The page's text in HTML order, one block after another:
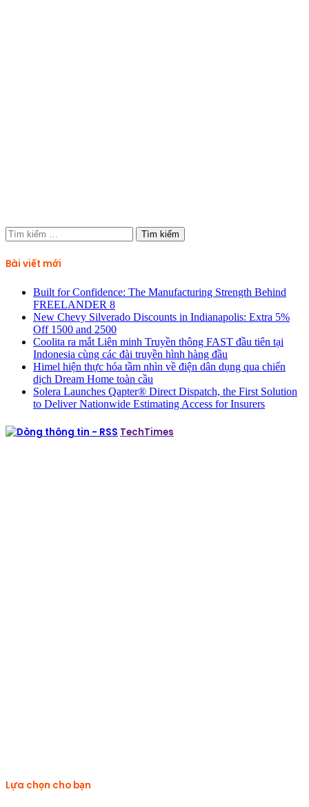
Tìm
kiếm
cho:
Bài viết mới
Built for Confidence: The Manufacturing Strength Behind
FREELANDER 8
New Chevy Silverado Discounts in Indianapolis: Extra 5%
Off 1500 and 2500
Coolita ra mắt Liên minh Truyền thông FAST đầu tiên tại
Indonesia cùng các đài truyền hình hàng đầu
Himel hiện thực hóa tầm nhìn về điện dân dụng qua chiến
dịch Dream Home toàn cầu
Solera Launches Qapter® Direct Dispatch, the First Solution
to Deliver Nationwide Estimating Access for Insurers
TechTimes
Lựa chọn cho bạn